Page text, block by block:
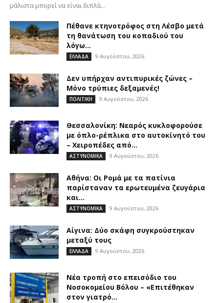
μάλιστα μπορεί να είναι διπλά...
Πέθανε κτηνοτρόφος στη Λέσβο μετά
τη θανάτωση του κοπαδιού του
λόγω...
ΕΛΛΑΔΑ 9 Αυγούστου, 2026
Δεν υπήρχαν αντιπυρικές ζώνες –
Μόνο τρύπιες δεξαμενές!
ΠΟΛΙΤΙΚΗ 9 Αυγούστου, 2026
Θεσσαλονίκη: Νεαρός κυκλοφορούσε
με όπλο-ρέπλικα στο αυτοκίνητό του
– Χειροπέδες από...
ΑΣΤΥΝΟΜΙΚΑ 9 Αυγούστου, 2026
Αθήνα: Οι Ρομά με τα πατίνια
παρίσταναν τα ερωτευμένα ζευγάρια
και...
ΑΣΤΥΝΟΜΙΚΑ 9 Αυγούστου, 2026
Αίγινα: Δύο σκάφη συγκρούστηκαν
μεταξύ τους
ΕΛΛΑΔΑ 9 Αυγούστου, 2026
Νέα τροπή στο επεισόδιο του
Νοσοκομείου Βόλου – «Επιτέθηκαν
στον γιατρό...